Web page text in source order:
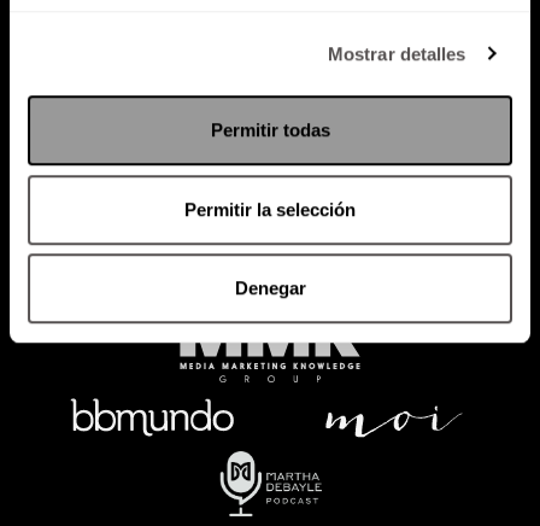
Mostrar detalles
Permitir todas
Permitir la selección
Denegar
Política de Privacidad
PODCAST RADIO MARTHA EVENTOS
SACA TU ID